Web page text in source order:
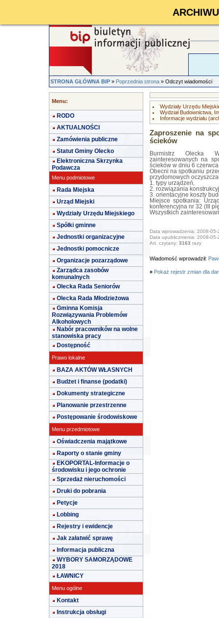
STRONA GŁÓWNA BIP»Poprzednia strona» Odczyt wiadomości
Menu:
RODO
AKTUALNOŚCI
Zamówienia publiczne
Statut Gminy Olecko
Elektroniczna Skrzynka
Podawcza
Menu podmiotowe
Rada Miejska
Urząd Miejski
Wydziały Urzędu Miejskiego
Spółki gminne
Jednostki organizacyjne
Jednostki pomocnicze
Organizacje pozarządowe
Zarządca zasobów
komunalnych
Olecka Rada Seniorów
Olecka Rada Młodzieżowa
Gminna Komisja
Rozwiązywania Problemów
Alkoholowych
Nabór pracowników na wolne
stanowiska pracy
Dostępność
Prawo lokalne
BAZA AKTÓW WŁASNYCH
Budżet i finanse (podatki)
Dokumenty strategiczne
Planowanie przestrzenne
Postępowanie środowiskowe
Menu przedmiotowe
Oświadczenia majątkowe
Raporty o stanie gminy
EKOPORTAL-Informacje o
środowisku i jego ochronie
Sprzedaż nieruchomości
Druki do pobrania
Petycje
Lobbing
Rejestry i ewidencje
Jak załatwić sprawę
Informacja publiczna
WYBORY SAMORZĄDOWE
2018
ŁAWNICY
Menu ogólne
Kontakt
Instrukcja obsługi
Wydziały Urzędu
Wydział Budownictwa,
Informacje wydziału
Zaproszenie na
ścieków
Burmistrz Olecka
zainteresowanych na
ścieków w dniu 6
Obecni na spotkaniu
przydomowych
1. typy urządzeń,
2. rozwiązania
3. orientacyjne koszty
Miejsce spotkania:
konferencyjna nr 32 (III
Wszystkich
Data wprowadzenia: 2008-05-
Data upublicznienia: 2008-05-
Art. czytany: 3163 razy
Wiadomość wprowadził:
» Pokaż rejestr zmian dla